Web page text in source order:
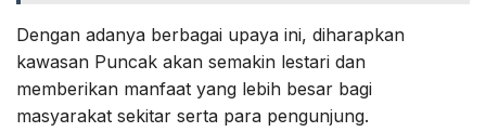
Dengan adanya berbagai upaya ini, diharapkan
kawasan Puncak akan semakin lestari dan
memberikan manfaat yang lebih besar bagi
masyarakat sekitar serta para pengunjung.